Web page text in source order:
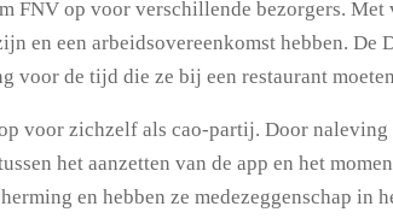
FNV op voor verschillende bezorgers.
en een arbeidsovereenkomst hebben.
de tijd die ze bij een restaurant
voor zichzelf als cao-partij. Door
het aanzetten van de app en het
en hebben ze medezeggenschap